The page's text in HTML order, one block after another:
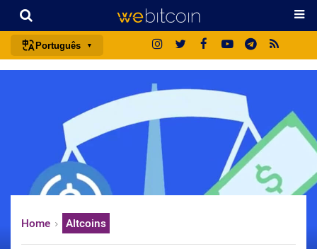
Português
español
français
italiano
deutsch
中文
Home Altcoins